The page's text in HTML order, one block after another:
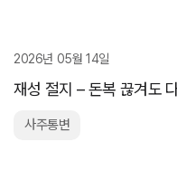
2026년 05월 14일
재성 절지 – 돈복 끊겨도
사주통변